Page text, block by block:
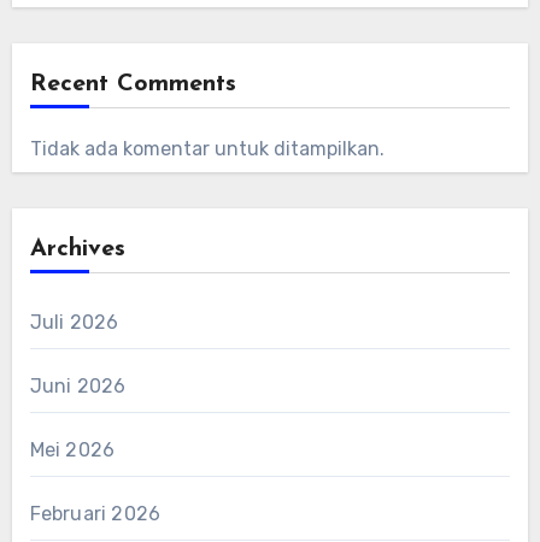
Recent Comments
Tidak ada komentar untuk ditampilkan.
Archives
Juli 2026
Juni 2026
Mei 2026
Februari 2026